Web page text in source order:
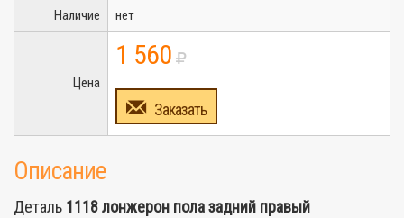
Наличие нет
Цена
1 560
Заказать
Описание
Деталь 1118 лонжерон пола задний правый